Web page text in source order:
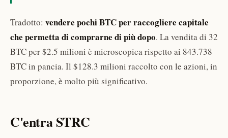
Tradotto: vendere pochi BTC per raccogliere capitale
che permetta di comprarne di più dopo. La vendita di 32
BTC per $2.5 milioni è microscopica rispetto ai 843.738
BTC in pancia. Il $128.3 milioni raccolto con le azioni, in
proporzione, è molto più significativo.
C'entra STRC